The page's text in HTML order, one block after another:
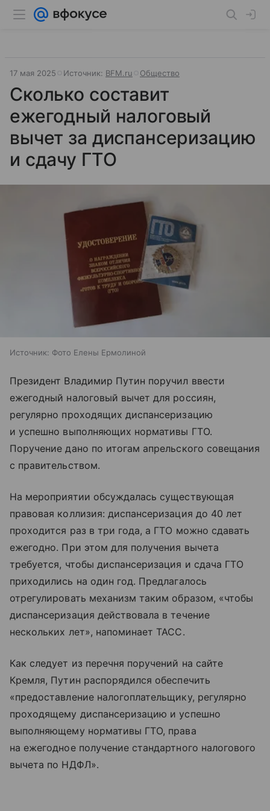
17 мая 2025 Источник: BFM.ru Общество
Сколько составит
ежегодный налоговый
вычет за диспансеризацию
и сдачу ГТО
Источник: Фото Елены Ермолиной
Президент Владимир Путин поручил ввести
ежегодный налоговый вычет для россиян,
регулярно проходящих диспансеризацию
и успешно выполняющих нормативы ГТО.
Поручение дано по итогам апрельского совещания
с правительством.
На мероприятии обсуждалась существующая
правовая коллизия: диспансеризация до 40 лет
проходится раз в три года, а ГТО можно сдавать
ежегодно. При этом для получения вычета
требуется, чтобы диспансеризация и сдача ГТО
приходились на один год. Предлагалось
отрегулировать механизм таким образом, «чтобы
диспансеризация действовала в течение
нескольких лет», напоминает ТАСС.
Как следует из перечня поручений на сайте
Кремля, Путин распорядился обеспечить
«предоставление налогоплательщику, регулярно
проходящему диспансеризацию и успешно
выполняющему нормативы ГТО, права
на ежегодное получение cтандартного налогового
вычета по НДФЛ».